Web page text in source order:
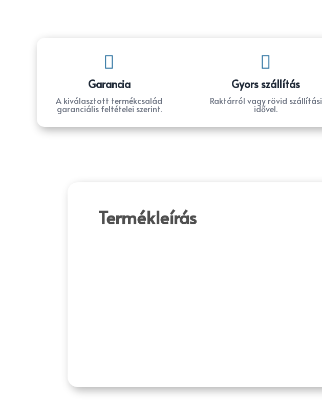

Garancia
A kiválasztott termékcsalád
garanciális feltételei szerint.

Gyors szállítás
Raktárról vagy rövid szállítási
idővel.
Termékleírás